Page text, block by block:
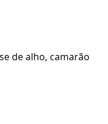
de alho, camarão